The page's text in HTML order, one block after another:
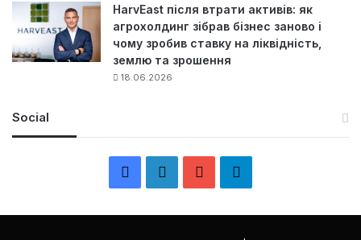
HarvEast після втрати активів: як
агрохолдинг зібрав бізнес заново і
чому зробив ставку на ліквідність,
землю та зрошення
18.06.2026
Social
л